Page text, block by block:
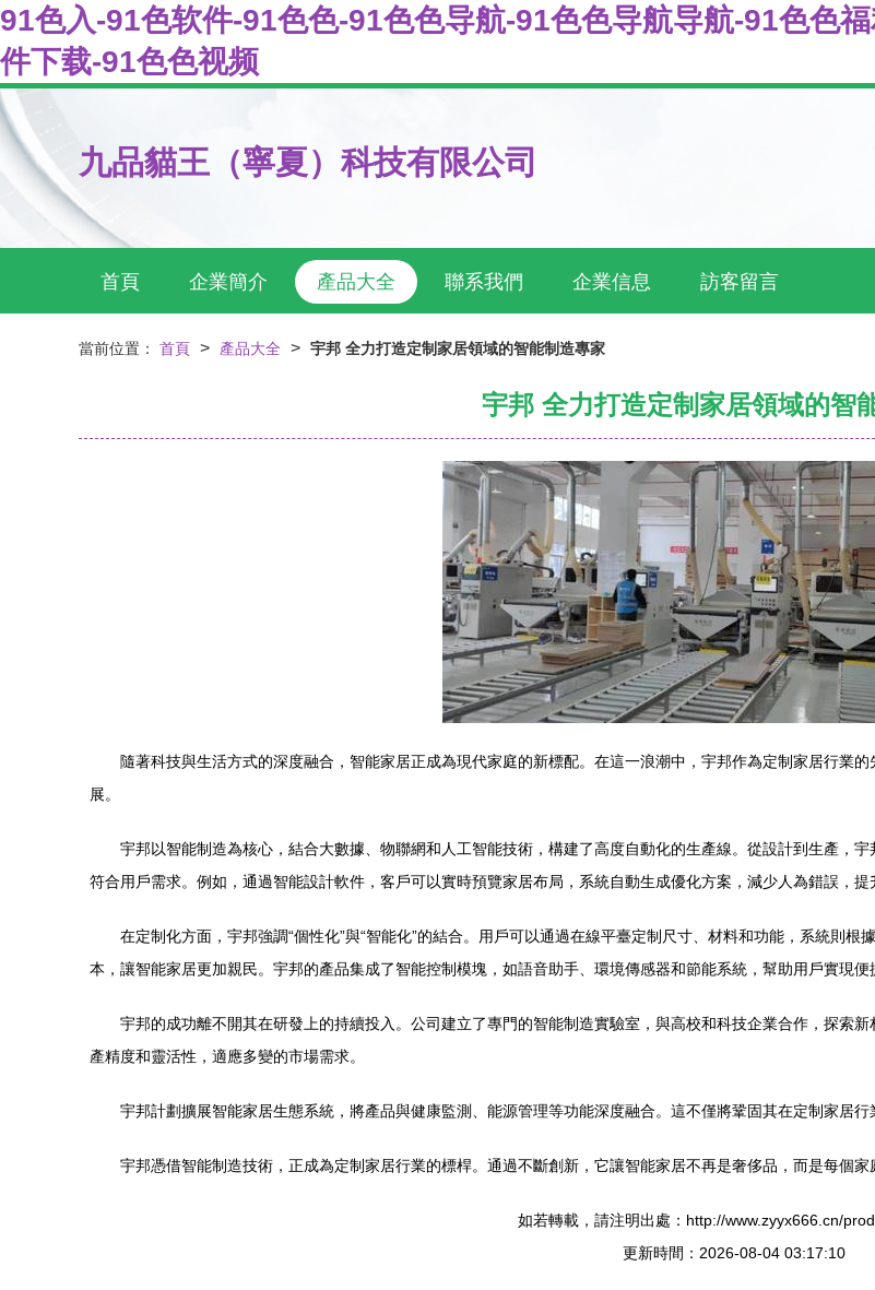
91色入-91色软件-91色色-91色色导航-91色色导航导航-91色色
件下载-91色色视频
九品貓王（寧夏）科技有限公司
首頁 企業簡介 產品大全 聯系我們 企業信息 訪客留言
當前位置： 首頁 > 產品大全 > 宇邦 全力打造定制家居領域的智能制造專家
宇邦 全力打造定制家居領域的智
隨著科技與生活方式的深度融合，智能家居正成為現代家庭的新標配。在這一浪潮中，宇邦作為定制家居行業
展。
宇邦以智能制造為核心，結合大數據、物聯網和人工智能技術，構建了高度自動化的生產線。從設計到生產，
符合用戶需求。例如，通過智能設計軟件，客戶可以實時預覽家居布局，系統自動生成優化方案，減少人為錯誤，提
在定制化方面，宇邦強調“個性化”與“智能化”的結合。用戶可以通過在線平臺定制尺寸、材料和功能，系統則
本，讓智能家居更加親民。宇邦的產品集成了智能控制模塊，如語音助手、環境傳感器和節能系統，幫助用戶實現便
宇邦的成功離不開其在研發上的持續投入。公司建立了專門的智能制造實驗室，與高校和科技企業合作，探索
產精度和靈活性，適應多變的市場需求。
宇邦計劃擴展智能家居生態系統，將產品與健康監測、能源管理等功能深度融合。這不僅將鞏固其在定制家居
宇邦憑借智能制造技術，正成為定制家居行業的標桿。通過不斷創新，它讓智能家居不再是奢侈品，而是每個家
如若轉載，請注明出處：http://www.zyyx666.cn/
更新時間：2026-08-04 03:17:10